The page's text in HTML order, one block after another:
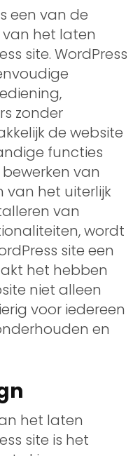
een van de
het laten
site. WordPress
zonder
de website
functies
van
het uiterlijk
van
wordt
site een
het hebben
niet alleen
voor iedereen
en
het laten
site is het